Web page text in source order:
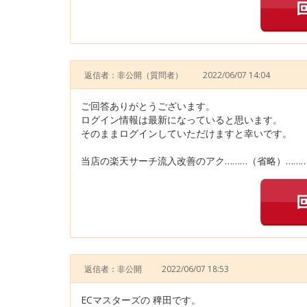
返信者：非公開 （質問者） 2022/06/07 14:04
ご回答ありがとうございます。
ログイン情報は最新になっていると思います。
そのままログインしていただけますと幸いです。
当店の楽天サーチ流入改善のアク………（省略）
返信者：非公開 2022/06/07 18:53
ECマスターズの 稗田です。